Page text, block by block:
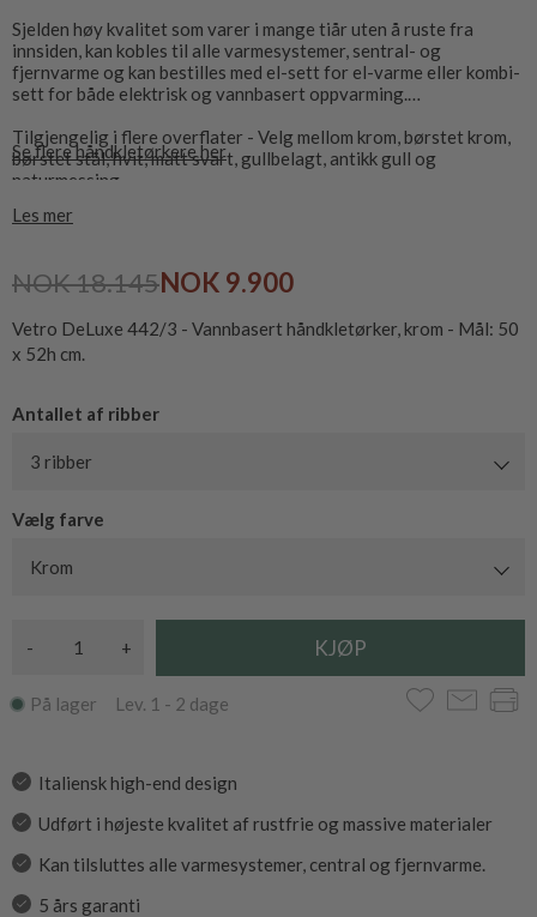
Sjelden høy kvalitet som varer i mange tiår uten å ruste fra
innsiden, kan kobles til alle varmesystemer, sentral- og
fjernvarme og kan bestilles med el-sett for el-varme eller kombi-
sett for både elektrisk og vannbasert oppvarming.
Tilgjengelig i flere overflater - Velg mellom krom, børstet krom,
børstet stål, hvit, matt svart, gullbelagt, antikk gull og
naturmessing
Ekskl. ventilsett, som kjøpes separat - Se relaterte produkter
Se flere håndkletørkere her
Les mer
NOK 18.145NOK 9.900
Vetro DeLuxe 442/3 - Vannbasert håndkletørker, krom - Mål: 50
x 52h cm.
Antallet af ribber
3 ribber
Vælg farve
Krom
- +
På lager Lev. 1 - 2 dage
Italiensk high-end design
Udført i højeste kvalitet af rustfrie og massive materialer
Kan tilsluttes alle varmesystemer, central og fjernvarme.
5 års garanti